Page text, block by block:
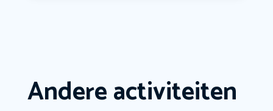
Andere activiteiten